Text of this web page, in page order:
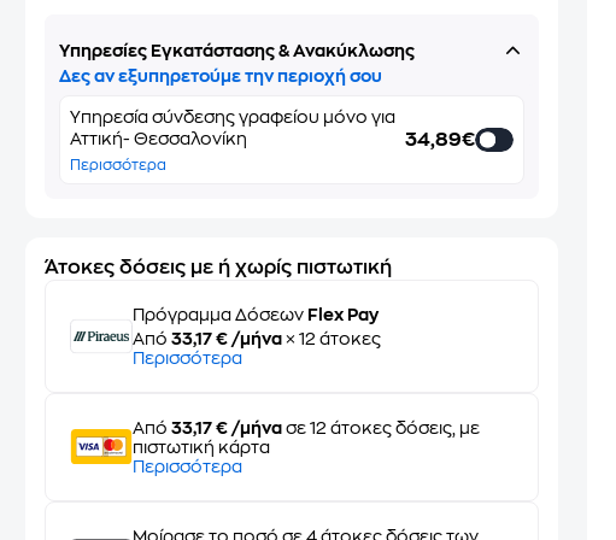
Υπηρεσίες Εγκατάστασης & Ανακύκλωσης
Δες αν εξυπηρετούμε την περιοχή σου
Υπηρεσία σύνδεσης γραφείου μόνο για
Αττική- Θεσσαλονίκη
Περισσότερα
34,89€
Άτοκες δόσεις με ή χωρίς πιστωτική
Πρόγραμμα Δόσεων Flex Pay
Από33,17 € /μήνα × 12 άτοκες
Περισσότερα
Από33,17 € /μήνα σε 12 άτοκες δόσεις, με
πιστωτική κάρτα
Περισσότερα
Μοίρασε το ποσό σε 4 άτοκες δόσεις των